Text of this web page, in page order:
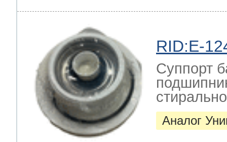
RID:E-
Суппорт
Аналог